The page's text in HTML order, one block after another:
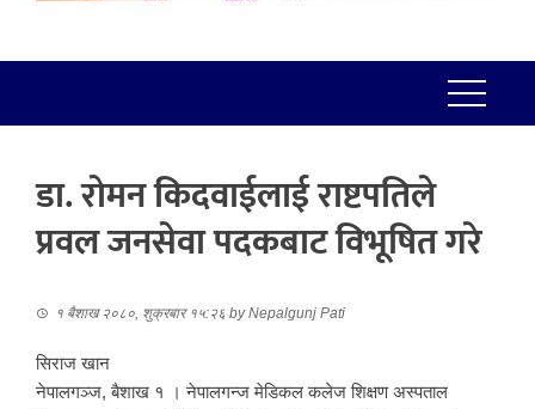
डा. रोमन किदवाईलाई राष्टपतिले
प्रवल जनसेवा पदकबाट विभूषित गरे
१ बैशाख २०८०, शुक्रबार १५:२६ byNepalgunj Pati
सिराज खान
नेपालगञ्ज, बैशाख १ । नेपालगन्ज मेडिकल कलेज शिक्षण अस्पताल